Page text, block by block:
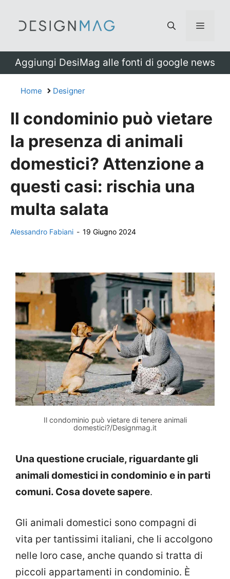
Menu
Aggiungi DesiMag alle fonti di google news
Home Designer
Il condominio può vietare
la presenza di animali
domestici? Attenzione a
questi casi: rischia una
multa salata
Alessandro Fabiani - 19 Giugno 2024
Il condominio può vietare di tenere animali
domestici?/Designmag.it
Una questione cruciale, riguardante gli
animali domestici in condominio e in parti
comuni. Cosa dovete sapere.
Gli animali domestici sono compagni di
vita per tantissimi italiani, che li accolgono
nelle loro case, anche quando si tratta di
piccoli appartamenti in condominio. È